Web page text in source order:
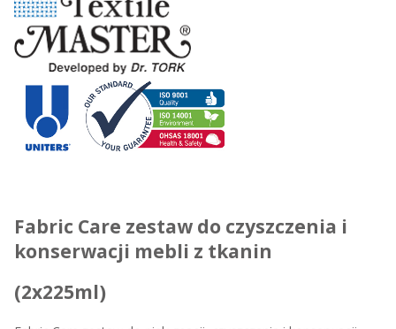
Fabric Care zestaw do czyszczenia i
konserwacji mebli z tkanin
(2x225ml)